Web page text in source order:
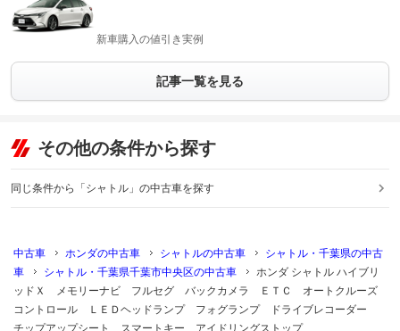
新車購入の値引き実例
記事一覧を見る
その他の条件から探す
同じ条件から「シャトル」の中古車を探す
中古車 ホンダの中古車 シャトルの中古車
シャトル・千葉県の中古
車
シャトル・千葉県千葉市中央区の中古車
ホンダ シャトル ハイブリ
ッドＸ メモリーナビ フルセグ バックカメラ ＥＴＣ オートクルーズ
コントロール ＬＥＤヘッドランプ フォグランプ ドライブレコーダー
チップアップシート スマートキー アイドリングストップ